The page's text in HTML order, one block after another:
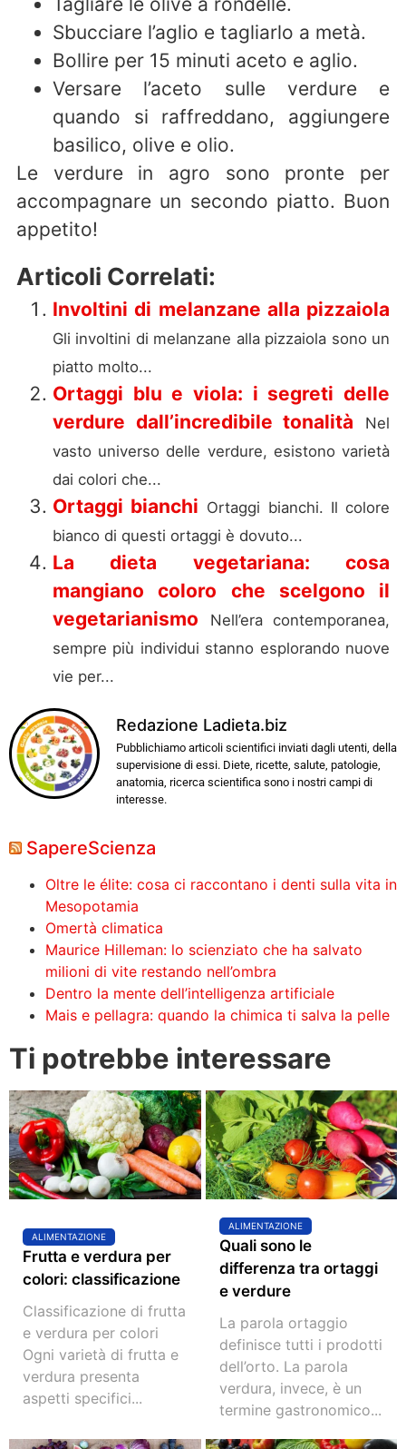
Sbucciare l’aglio e tagliarlo a metà.
Bollire per 15 minuti aceto e aglio.
Versare l’aceto sulle verdure e
quando si raffreddano, aggiungere
basilico, olive e olio.
Le verdure in agro sono pronte per
accompagnare un secondo piatto. Buon
appetito!
Articoli Correlati:
Involtini di melanzane alla pizzaiola
Gli involtini di melanzane alla pizzaiola sono un
piatto molto...
Ortaggi blu e viola: i segreti delle
verdure dall’incredibile tonalità
Nel
vasto universo delle verdure, esistono varietà
dai colori che...
Ortaggi bianchi Ortaggi bianchi. Il colore
bianco di questi ortaggi è dovuto...
La dieta vegetariana: cosa
mangiano coloro che scelgono il
vegetarianismo
Nell’era contemporanea,
sempre più individui stanno esplorando nuove
vie per...
Redazione Ladieta.biz
Pubblichiamo articoli scientifici inviati dagli utenti, della
supervisione di essi. Diete, ricette, salute, patologie,
anatomia, ricerca scientifica sono i nostri campi di
interesse.
SapereScienza
Oltre le élite: cosa ci raccontano i denti sulla vita in
Mesopotamia
Omertà climatica
Maurice Hilleman: lo scienziato che ha salvato
milioni di vite restando nell’ombra
Dentro la mente dell’intelligenza artificiale
Mais e pellagra: quando la chimica ti salva la pelle
Ti potrebbe interessare
ALIMENTAZIONE
Frutta e verdura per
colori: classificazione
Classificazione di frutta
e verdura per colori
Ogni varietà di frutta e
verdura presenta
aspetti specifici...
ALIMENTAZIONE
Quali sono le
differenza tra ortaggi
e verdure
La parola ortaggio
definisce tutti i prodotti
dell’orto. La parola
verdura, invece, è un
termine gastronomico...